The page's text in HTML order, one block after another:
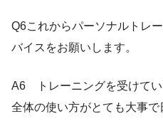
Q6これからパーソナルトレ
バイスをお願いします。
A6 トレーニングを受けて
全体の使い方がとても大事